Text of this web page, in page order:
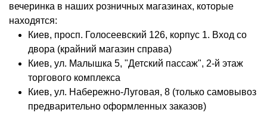
вечеринка в наших розничных магазинах, которые
находятся:
Киев, просп. Голосеевский 126, корпус 1. Вход со
двора (крайний магазин справа)
Киев, ул. Малышка 5, "Детский пассаж", 2-й этаж
торгового комплекса
Киев, ул. Набережно-Луговая, 8 (только самовывоз
предварительно оформленных заказов)